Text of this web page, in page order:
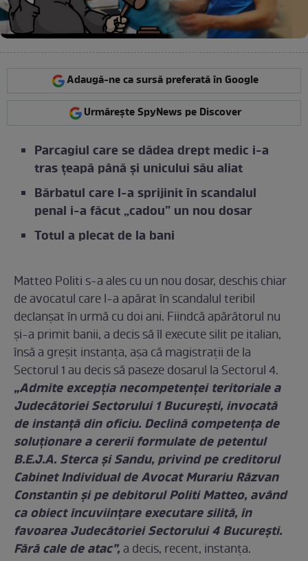
Adaugă-ne ca sursă preferată în Google
Urmărește SpyNews pe Discover
Parcagiul care se dădea drept medic i-a
tras țeapă până și unicului său aliat
Bărbatul care l-a sprijinit în scandalul
penal i-a făcut „cadou” un nou dosar
Totul a plecat de la bani
Matteo Politi s-a ales cu un nou dosar, deschis chiar
de avocatul care l-a apărat în scandalul teribil
declanșat în urmă cu doi ani. Fiindcă apărătorul nu
și-a primit banii, a decis să îl execute silit pe italian,
însă a greșit instanța, așa că magistrații de la
Sectorul 1 au decis să paseze dosarul la Sectorul 4.
„Admite excepţia necompetenţei teritoriale a
Judecătoriei Sectorului 1 Bucureşti, invocată
de instanţă din oficiu. Declină competenţa de
soluţionare a cererii formulate de petentul
B.E.J.A. Sterca şi Sandu, privind pe creditorul
Cabinet Individual de Avocat Murariu Răzvan
Constantin şi pe debitorul Politi Matteo, având
ca obiect încuviinţare executare silită, în
favoarea Judecătoriei Sectorului 4 Bucureşti.
Fără cale de atac”,a decis, recent, instanța.